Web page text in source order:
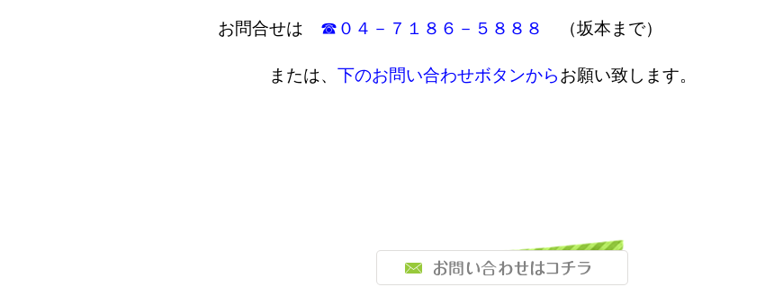
お問合せは ☎０４－７１８６－５８８８ （坂本まで）
または、 下のお問い合わせボタンからお願い致します。